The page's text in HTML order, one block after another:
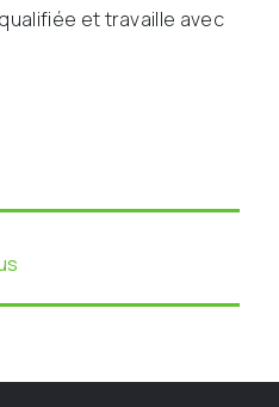
et travaille avec